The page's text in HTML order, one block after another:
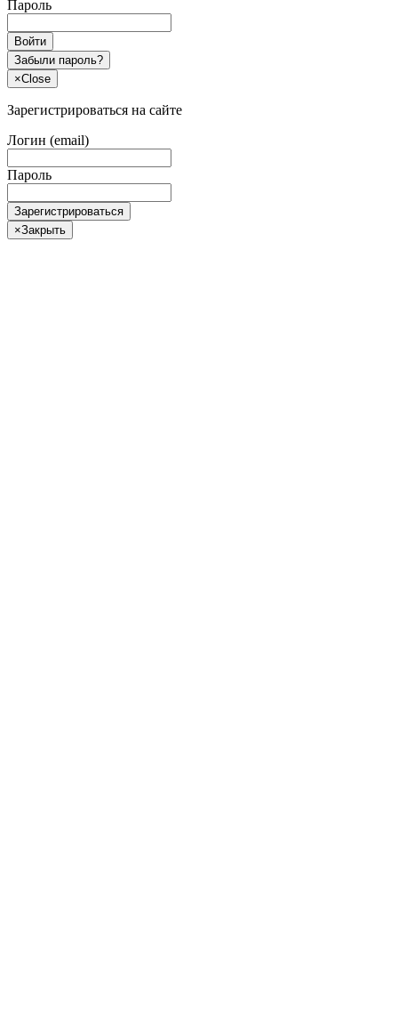
Пароль
Войти
Забыли пароль?
×Close
Зарегистрироваться на сайте
Логин (email)
Пароль
Зарегистрироваться
×Закрыть